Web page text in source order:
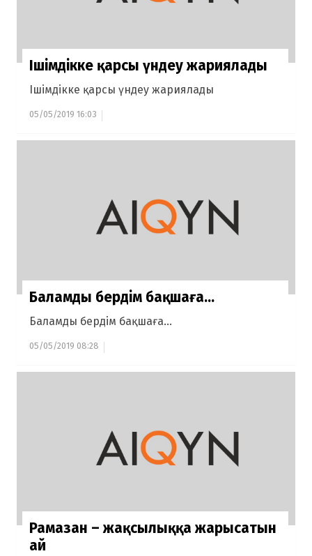
Ішімдікке қарсы үндеу жариялады
Ішімдікке қарсы үндеу жариялады
05/05/2019 16:03
Баламды бердім бақшаға...
Баламды бердім бақшаға...
05/05/2019 08:28
Рамазан – жақсылыққа жарысатын
ай